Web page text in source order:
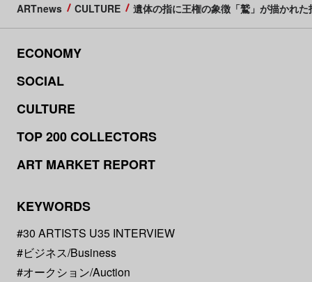
ARTnews CULTURE 遺体の指に王権の象徴「鷲」が描かれ
ECONOMY
SOCIAL
CULTURE
TOP 200 COLLECTORS
ART MARKET REPORT
KEYWORDS
#30 ARTISTS U35 INTERVIEW
#ビジネス/Business
#オークション/Auction